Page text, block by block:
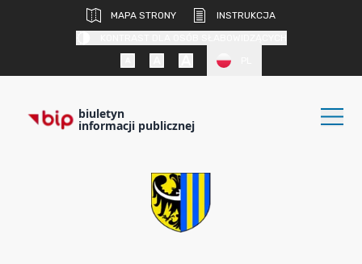
MAPA STRONY
INSTRUKCJA
biuletyn
informacji publicznej